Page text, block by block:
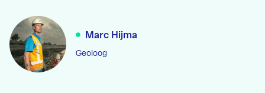
Marc Hijma
Geoloog